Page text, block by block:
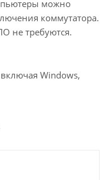
можно
коммутатора.
не требуются.
Windows,